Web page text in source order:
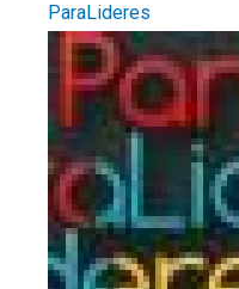
ParaLideres